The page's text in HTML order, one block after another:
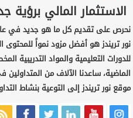
الاستثمار المالي برؤية
نحرص على تقديم كل ما هو جديد في
نور تريندز هو أفضل مزود نمواً
للدورات التعليمية والمواد
الماضية، ساعدنا الآلاف من
موقع نور تريندز إلى التوعية بنشاط